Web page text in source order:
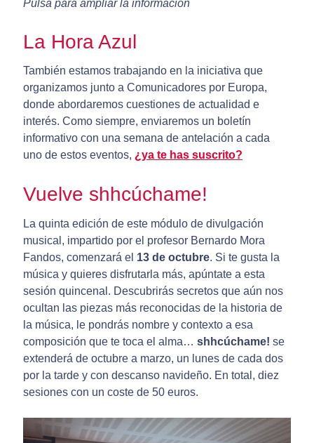
Pulsa para ampliar la información
La Hora Azul
También estamos trabajando en la iniciativa que
organizamos junto a Comunicadores por Europa,
donde abordaremos cuestiones de actualidad e
interés. Como siempre, enviaremos un boletín
informativo con una semana de antelación a cada
uno de estos eventos, ¿ya te has suscrito?
Vuelve shhcúchame!
La quinta edición de este módulo de divulgación
musical, impartido por el profesor Bernardo Mora
Fandos, comenzará el 13 de octubre. Si te gusta la
música y quieres disfrutarla más, apúntate a esta
sesión quincenal. Descubrirás secretos que aún nos
ocultan las piezas más reconocidas de la historia de
la música, le pondrás nombre y contexto a esa
composición que te toca el alma… shhcúchame! se
extenderá de octubre a marzo, un lunes de cada dos
por la tarde y con descanso navideño. En total, diez
sesiones con un coste de 50 euros.